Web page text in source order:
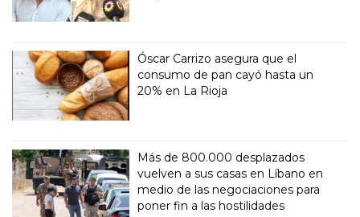
Óscar Carrizo asegura que el
consumo de pan cayó hasta un
20% en La Rioja
Más de 800.000 desplazados
vuelven a sus casas en Líbano en
medio de las negociaciones para
poner fin a las hostilidades